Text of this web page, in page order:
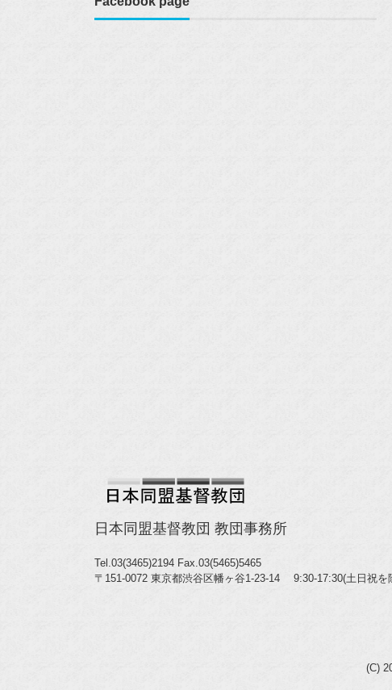
日本同盟基督教団 教団事務所
Tel.03(3465)2194 Fax.03(5465)5465
〒151-0072 東京都渋谷区幡ヶ谷1-23-14 9:30-17:30(土日祝を
(C)